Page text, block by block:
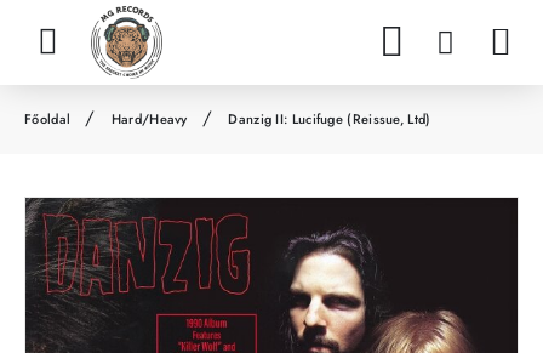
m
e
Hard/Heavy Danzig II: Lucifuge (Reissue, Ltd)